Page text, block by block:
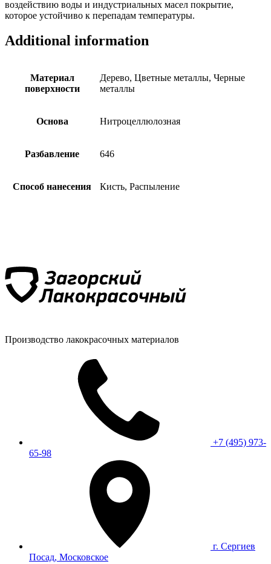
воздействию воды и индустриальных масел покрытие,
которое устойчиво к перепадам температуры.
Additional information
Материал
поверхности
Дерево, Цветные металлы, Черные
металлы
Основа Нитроцеллюлозная
Разбавление 646
Способ нанесения Кисть, Распыление
Производство лакокрасочных материалов
+7 (495) 973-
65-98
г. Сергиев
Посад, Московское